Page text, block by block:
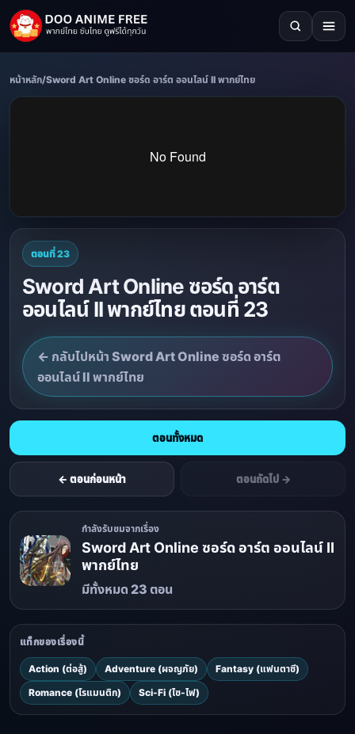
หน้าหลัก/Sword Art Online ซอร์ด อาร์ต ออนไลน์ II พากย์ไทย
ตอนที่ 23
Sword Art Online ซอร์ด อาร์ต
ออนไลน์ II พากย์ไทย ตอนที่ 23
← กลับไปหน้า Sword Art Online ซอร์ด อาร์ต
ออนไลน์ II พากย์ไทย
← ตอนก่อนหน้า
ตอนทั้งหมด
ตอนถัดไป →
กำลังรับชมจากเรื่อง
Sword Art Online ซอร์ด อาร์ต ออนไลน์ II
พากย์ไทย
มีทั้งหมด 23 ตอน
แท็กของเรื่องนี้
Action (ต่อสู้) Adventure (ผจญภัย)
Fantasy (แฟนตาซี)
Romance (โรแมนติก)
Sci-Fi (ไซ-ไฟ)